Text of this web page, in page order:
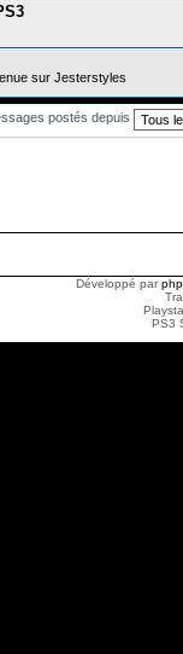
sur Jesterstyles
postés depuis
Développé par
PS3